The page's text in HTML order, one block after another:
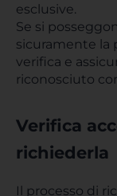
esclusive.
Se si
sicuramente la
verifica e
riconosciuto
Verifica
richiederla
Il processo di